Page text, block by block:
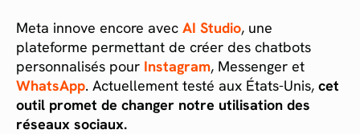
Meta innove encore avec AI Studio, une
plateforme permettant de créer des chatbots
personnalisés pour Instagram, Messenger et
WhatsApp. Actuellement testé aux États-Unis, cet
outil promet de changer notre utilisation des
réseaux sociaux.